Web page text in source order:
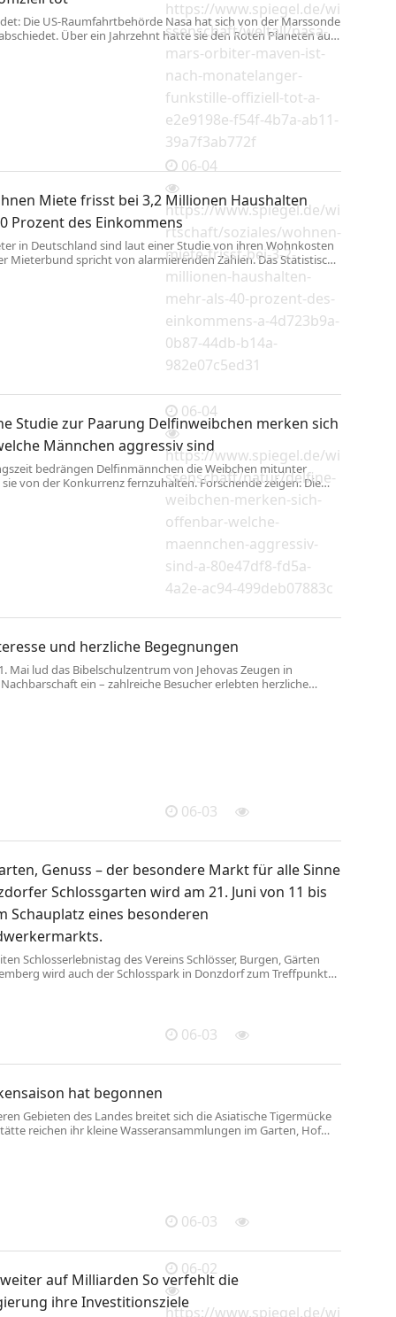
Die US-Raumfahrtbehörde Nasa hat sich von der Marssonde
Über ein Jahrzehnt hatte sie den Roten Planeten aus
– und dabei etwa besondere Polarlichter entdeckt.
https://www.spiegel.de/wi
ssenschaft/weltall/nasa-
mars-orbiter-maven-ist-
nach-monatelanger-
funkstille-offiziell-tot-a-
e2e9198e-f54f-4b7a-ab11-
39a7f3ab772f
Miete frisst bei 3,2 Millionen Haushalten
Prozent des Einkommens
in Deutschland sind laut einer Studie von ihren Wohnkosten
Mieterbund spricht von alarmierenden Zahlen. Das Statistische
die Lage etwas besser ein.
06-04
https://www.spiegel.de/wi
rtschaft/soziales/wohnen-
miete-frisst-bei-3-2-
millionen-haushalten-
mehr-als-40-prozent-des-
einkommens-a-4d723b9a-
0b87-44db-b14a-
982e07c5ed31
Studie zur Paarung Delfinweibchen merken sich
Männchen aggressiv sind
bedrängen Delfinmännchen die Weibchen mitunter
von der Konkurrenz fernzuhalten. Forschende zeigen: Die
diese Tiere wiedererkennen. Mit Folgen.
06-04
https://www.spiegel.de/wi
ssenschaft/natur/delfine-
weibchen-merken-sich-
offenbar-welche-
maennchen-aggressiv-
sind-a-80e47df8-fd5a-
4a2e-ac94-499deb07883c
und herzliche Begegnungen
Mai lud das Bibelschulzentrum von Jehovas Zeugen in
ein – zahlreiche Besucher erlebten herzliche
06-03
Genuss – der besondere Markt für alle Sinne
Schlossgarten wird am 21. Juni von 11 bis
Schauplatz eines besonderen
Schlosserlebnistag des Vereins Schlösser, Burgen, Gärten
wird auch der Schlosspark in Donzdorf zum Treffpunkt
verteilt im Schlosshof und im Park, bieten eine bunte
06-03
hat begonnen
Gebieten des Landes breitet sich die Asiatische Tigermücke
reichen ihr kleine Wasseransammlungen im Garten, Hof
06-03
auf Milliarden So verfehlt die
ihre Investitionsziele
06-02
https://www.spiegel.de/wi